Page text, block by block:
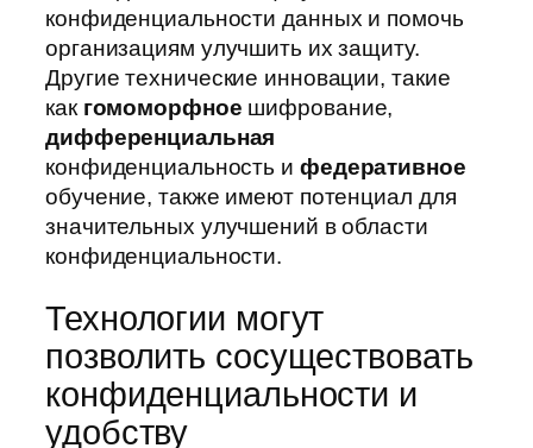
конфиденциальности данных и помочь
организациям улучшить их защиту.
Другие технические инновации, такие
как гомоморфное шифрование,
дифференциальная
конфиденциальность и федеративное
обучение, также имеют потенциал для
значительных улучшений в области
конфиденциальности.
Технологии могут
позволить сосуществовать
конфиденциальности и
удобству